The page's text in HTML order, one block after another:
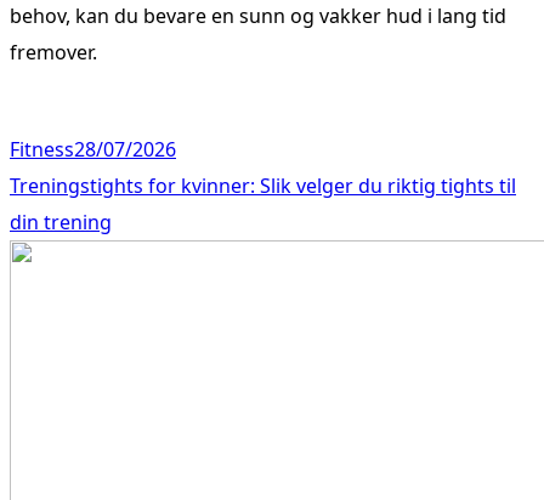
behov, kan du bevare en sunn og vakker hud i lang tid
fremover.
Fitness28/07/2026
Treningstights for kvinner: Slik velger du riktig tights til
din trening